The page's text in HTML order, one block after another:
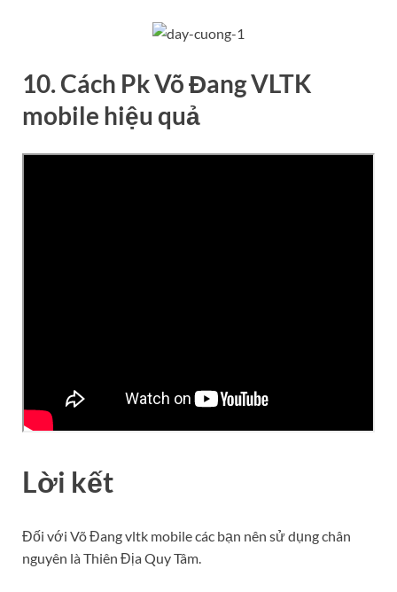
10. Cách Pk Võ Đang VLTK
mobile hiệu quả
Lời kết
Đối với Võ Đang vltk mobile các bạn nên sử dụng chân
nguyên là Thiên Địa Quy Tâm.